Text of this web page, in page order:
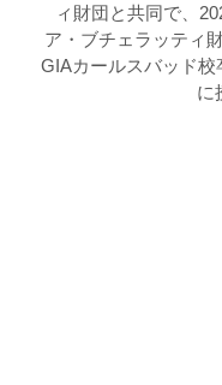
ィ財団と共同で、
ア・ブチェラッティ
GIAカールスバッド校
に